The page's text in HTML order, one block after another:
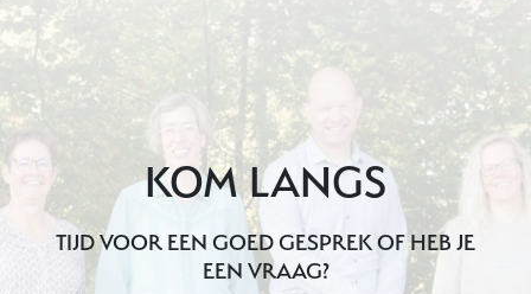
KOM LANGS
TIJD VOOR EEN GOED GESPREK OF HEB JE
EEN VRAAG?